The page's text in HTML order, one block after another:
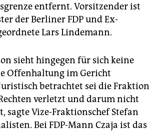
entfernt. Vorsitzender ist
der Berliner FDP und Ex-
Lars Lindemann.
sieht hingegen für sich keine
Offenhaltung im Gericht
betrachtet sei die Fraktion
verletzt und darum nicht
sagte Vize-Fraktionschef Stefan
Bei FDP-Mann Czaja ist das